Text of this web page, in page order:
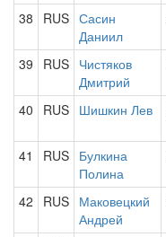
38 RUS Сасин
Даниил
39 RUS Чистяков
Дмитрий
40 RUS Шишкин Лев
41 RUS Булкина
Полина
42 RUS Маковецкий
Андрей